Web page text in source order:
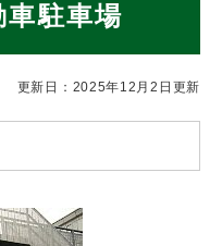
駐車場
更新日：2025年12月2日更新